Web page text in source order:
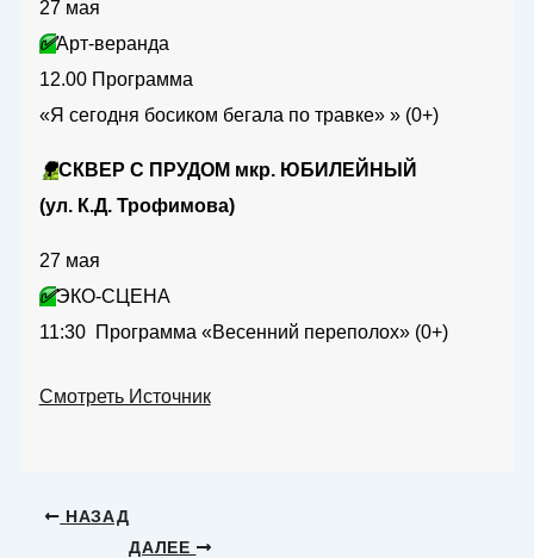
27 мая
✅Арт-веранда
12.00 Программа
«Я сегодня босиком бегала по травке» » (0+)
🌳СКВЕР С ПРУДОМ мкр. ЮБИЛЕЙНЫЙ
(ул. К.Д. Трофимова)
27 мая
✅ЭКО-СЦЕНА
11:30 Программа «Весенний переполох» (0+)
Смотреть Источник
НАЗАД
ДАЛЕЕ